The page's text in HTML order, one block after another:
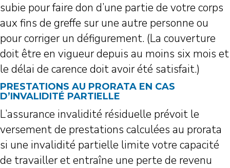
subie pour faire don d’une partie de votre corps
aux fins de greffe sur une autre personne ou
pour corriger un défigurement. (La couverture
doit être en vigueur depuis au moins six mois et
le délai de carence doit avoir été satisfait.)
PRESTATIONS AU PRORATA EN CAS
D’INVALIDITÉ PARTIELLE
L’assurance invalidité résiduelle prévoit le
versement de prestations calculées au prorata
si une invalidité partielle limite votre capacité
de travailler et entraîne une perte de revenu